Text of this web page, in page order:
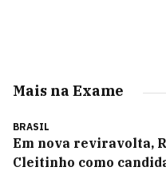
Mais na Exame
BRASIL
Em nova reviravolta,
Cleitinho como